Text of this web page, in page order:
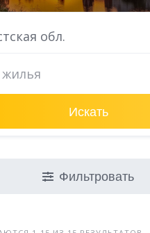
обл.
Искать
Фильтровать